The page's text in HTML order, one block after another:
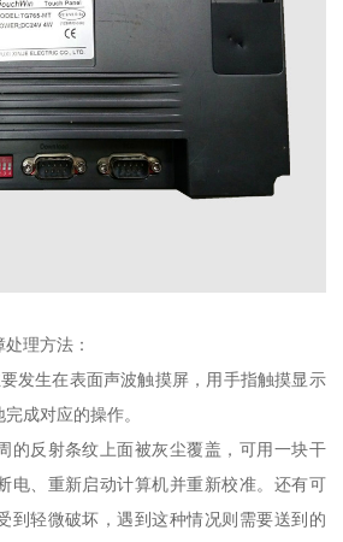
理方法：
发生在表面声波触摸屏，用手指触摸显示
成对应的操作。
的反射条纹上面被灰尘覆盖，可用一块干
电、重新启动计算机并重新校准。还有可
到轻微破坏，遇到这种情况则需要送到的